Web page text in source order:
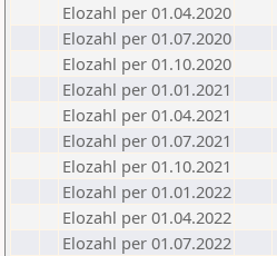
Elozahl per 01.04.2020
Elozahl per 01.07.2020
Elozahl per 01.10.2020
Elozahl per 01.01.2021
Elozahl per 01.04.2021
Elozahl per 01.07.2021
Elozahl per 01.10.2021
Elozahl per 01.01.2022
Elozahl per 01.04.2022
Elozahl per 01.07.2022